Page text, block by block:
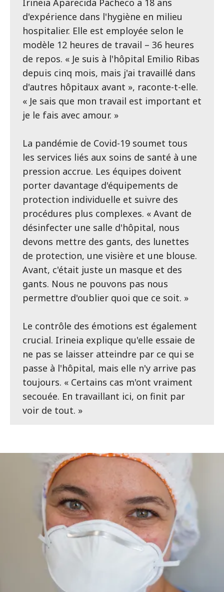
Irineia Aparecida Pacheco a 18 ans
d'expérience dans l'hygiène en milieu
hospitalier. Elle est employée selon le
modèle 12 heures de travail – 36 heures
de repos. « Je suis à l'hôpital Emilio Ribas
depuis cinq mois, mais j'ai travaillé dans
d'autres hôpitaux avant », raconte-t-elle.
« Je sais que mon travail est important et
je le fais avec amour. »
La pandémie de Covid-19 soumet tous
les services liés aux soins de santé à une
pression accrue. Les équipes doivent
porter davantage d'équipements de
protection individuelle et suivre des
procédures plus complexes. « Avant de
désinfecter une salle d'hôpital, nous
devons mettre des gants, des lunettes
de protection, une visière et une blouse.
Avant, c'était juste un masque et des
gants. Nous ne pouvons pas nous
permettre d'oublier quoi que ce soit. »
Le contrôle des émotions est également
crucial. Irineia explique qu'elle essaie de
ne pas se laisser atteindre par ce qui se
passe à l'hôpital, mais elle n'y arrive pas
toujours. « Certains cas m'ont vraiment
secouée. En travaillant ici, on finit par
voir de tout. »